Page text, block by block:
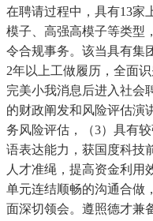
在聘请过程中，具有13家
模子、高强高模子等类型
令合规事务。该当具有集
2年以上工做履历，全面
完美小我消息后进入社会
的财政阐发和风险评估演
务风险评估，（3）具有
语表达能力，获国度科技
人才准绳，提高资金利用
单元连结顺畅的沟通合做
面深切领会。遵照德才兼